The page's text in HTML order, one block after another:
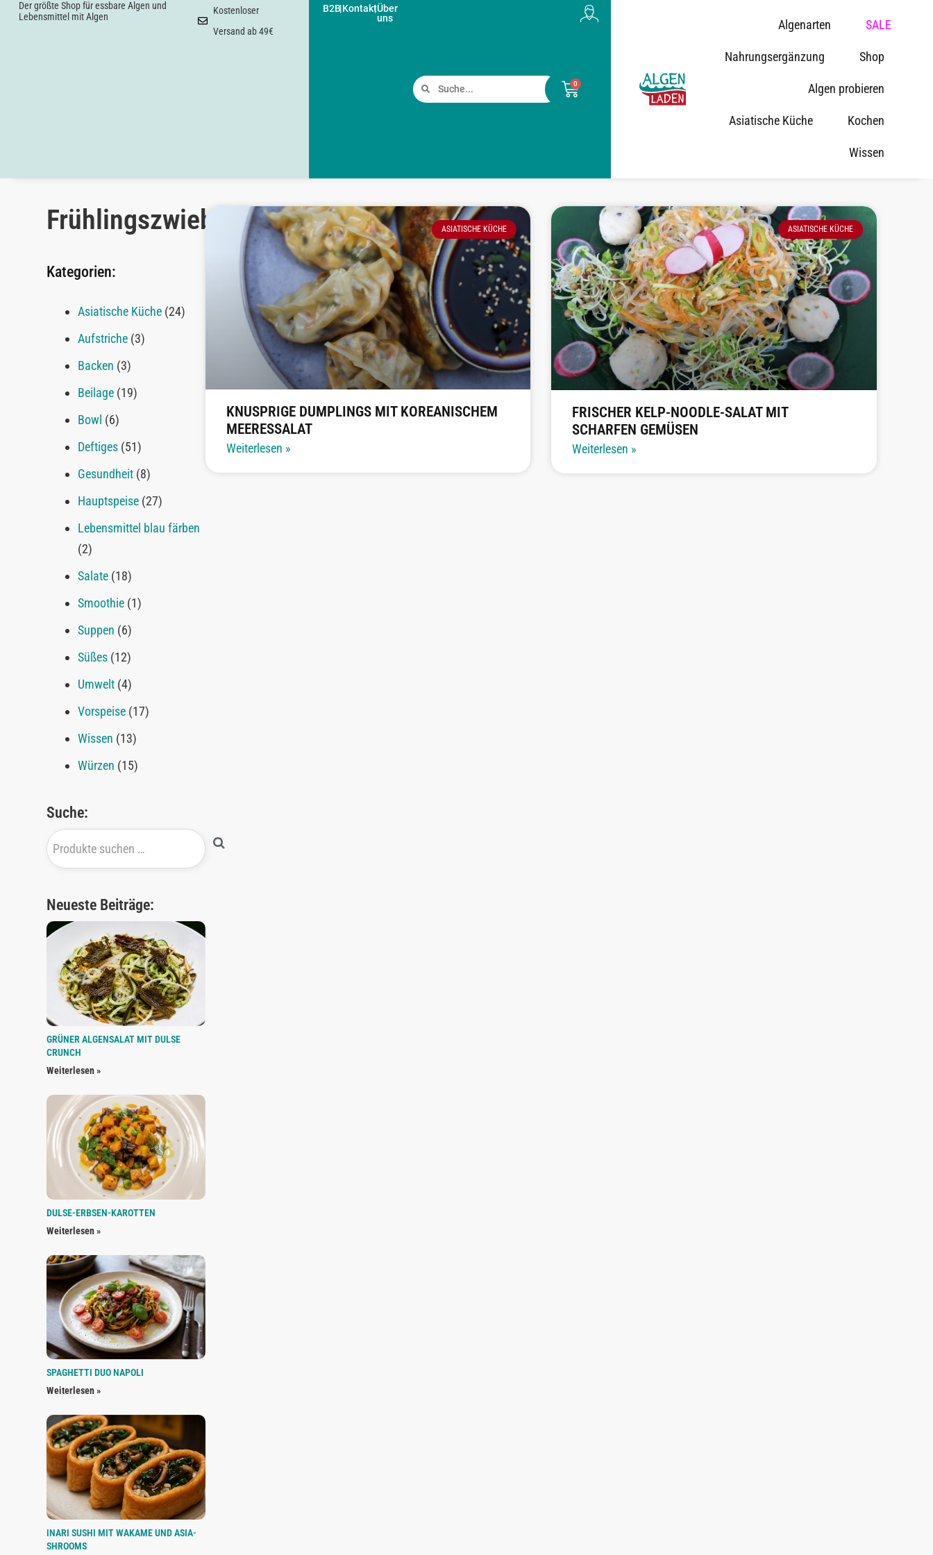
Der größte Shop für essbare Algen und
Lebensmittel mit Algen
Kostenloser
Versand ab 49€
B2B|Kontakt|Über
uns
0
Algenarten SALE
Nahrungsergänzung Shop
Algen probieren
Asiatische Küche Kochen
Wissen
Frühlingszwiebel
Kategorien:
Asiatische Küche (24)
Aufstriche (3)
Backen (3)
Beilage (19)
Bowl (6)
Deftiges (51)
Gesundheit (8)
Hauptspeise (27)
Lebensmittel blau färben
(2)
Salate (18)
Smoothie (1)
Suppen (6)
Süßes (12)
Umwelt (4)
Vorspeise (17)
Wissen (13)
Würzen (15)
Suche:
Neueste Beiträge:
GRÜNER ALGENSALAT MIT DULSE
CRUNCH
Weiterlesen »
DULSE-ERBSEN-KAROTTEN
Weiterlesen »
SPAGHETTI DUO NAPOLI
Weiterlesen »
INARI SUSHI MIT WAKAME UND ASIA-
SHROOMS
ASIATISCHE KÜCHE
KNUSPRIGE DUMPLINGS MIT KOREANISCHEM
MEERESSALAT
Weiterlesen »
ASIATISCHE KÜCHE
FRISCHER KELP-NOODLE-SALAT MIT
SCHARFEN GEMÜSEN
Weiterlesen »